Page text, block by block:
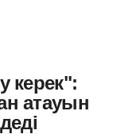
керек":
атауын